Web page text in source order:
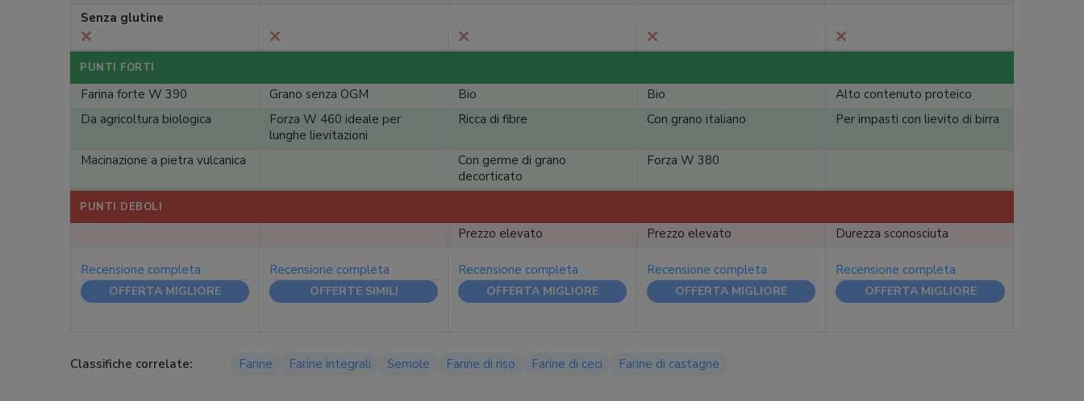
Senza glutine
PUNTI FORTI
Farina forte W 390 Grano senza OGM Bio Bio
Alto contenuto proteico
Da agricoltura biologica
Forza W 460 ideale per
lunghe lievitazioni
Ricca di fibre Con grano italiano Per impasti con lievito di birra
Macinazione a pietra vulcanica
Con germe di grano
decorticato
Forza W 380
PUNTI DEBOLI
Prezzo elevato Prezzo elevato Durezza sconosciuta
Recensione completa
OFFERTA MIGLIORE
Recensione completa
OFFERTE SIMILI
Recensione completa
OFFERTA MIGLIORE
Recensione completa
OFFERTA MIGLIORE
Recensione completa
OFFERTA MIGLIORE
Classifiche correlate: Farine Farine integrali Semole Farine di riso Farine di ceci Farine di castagne